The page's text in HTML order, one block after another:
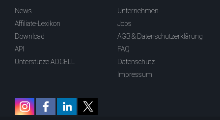
News
Affiliate-Lexikon
Download
API
Unterstütze ADCELL
Unternehmen
Jobs
AGB & Datenschutzerklärung
FAQ
Datenschutz
Impressum